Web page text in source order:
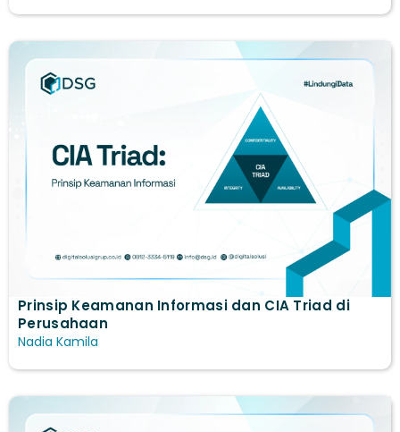
Prinsip Keamanan Informasi dan CIA Triad di
Perusahaan
Nadia Kamila